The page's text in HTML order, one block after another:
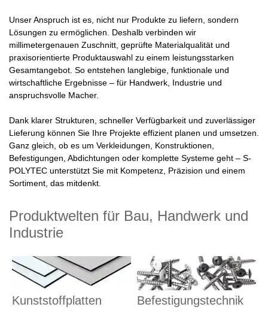
Unser Anspruch ist es, nicht nur Produkte zu liefern, sondern
Lösungen zu ermöglichen. Deshalb verbinden wir
millimetergenauen Zuschnitt, geprüfte Materialqualität und
praxisorientierte Produktauswahl zu einem leistungsstarken
Gesamtangebot. So entstehen langlebige, funktionale und
wirtschaftliche Ergebnisse – für Handwerk, Industrie und
anspruchsvolle Macher.
Dank klarer Strukturen, schneller Verfügbarkeit und zuverlässiger
Lieferung können Sie Ihre Projekte effizient planen und umsetzen.
Ganz gleich, ob es um Verkleidungen, Konstruktionen,
Befestigungen, Abdichtungen oder komplette Systeme geht – S-
POLYTEC unterstützt Sie mit Kompetenz, Präzision und einem
Sortiment, das mitdenkt.
Produktwelten für Bau, Handwerk und
Industrie
Kunststoffplatten Befestigungstechnik